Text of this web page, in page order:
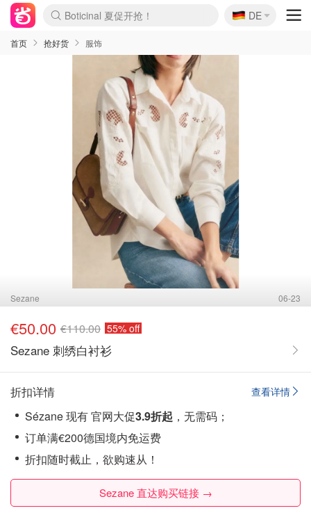
Boticinal 夏促开抢！
4折！lulu周四疯狂上新
还没结束！&OtherStories大促
Joybuy变相75折 随时失效
速领！Stanley独家85折
疑似霸哥！Camper额外叠85折
Zalando 奥莱闪促！每日更新
Moncler反季囤！5折起+叠9折
Coach Brooklyn仅€192
🇩🇪
DE
首页 抢好货 服饰
Sezane 06-23
€50.00 €110.00 55% off
Sezane 刺绣白衬衫
查看详情
折扣详情
Sézane 现有 官网大促3.9折起 ，无需码；
订单满€200德国境内免运费
折扣随时截止，欲购速从！
Sezane 直达购买链接 →